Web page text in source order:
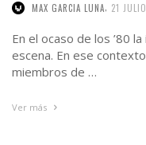
MAX GARCIA LUNA 21
En el ocaso de los ’80
escena. En ese
miembros de …
Ver más